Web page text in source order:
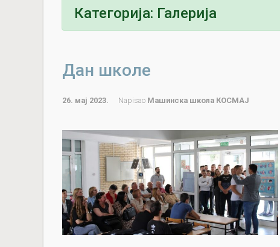
Категорија: Галерија
Дан школе
26. мај 2023. Napisao Машинска школа КОСМАЈ